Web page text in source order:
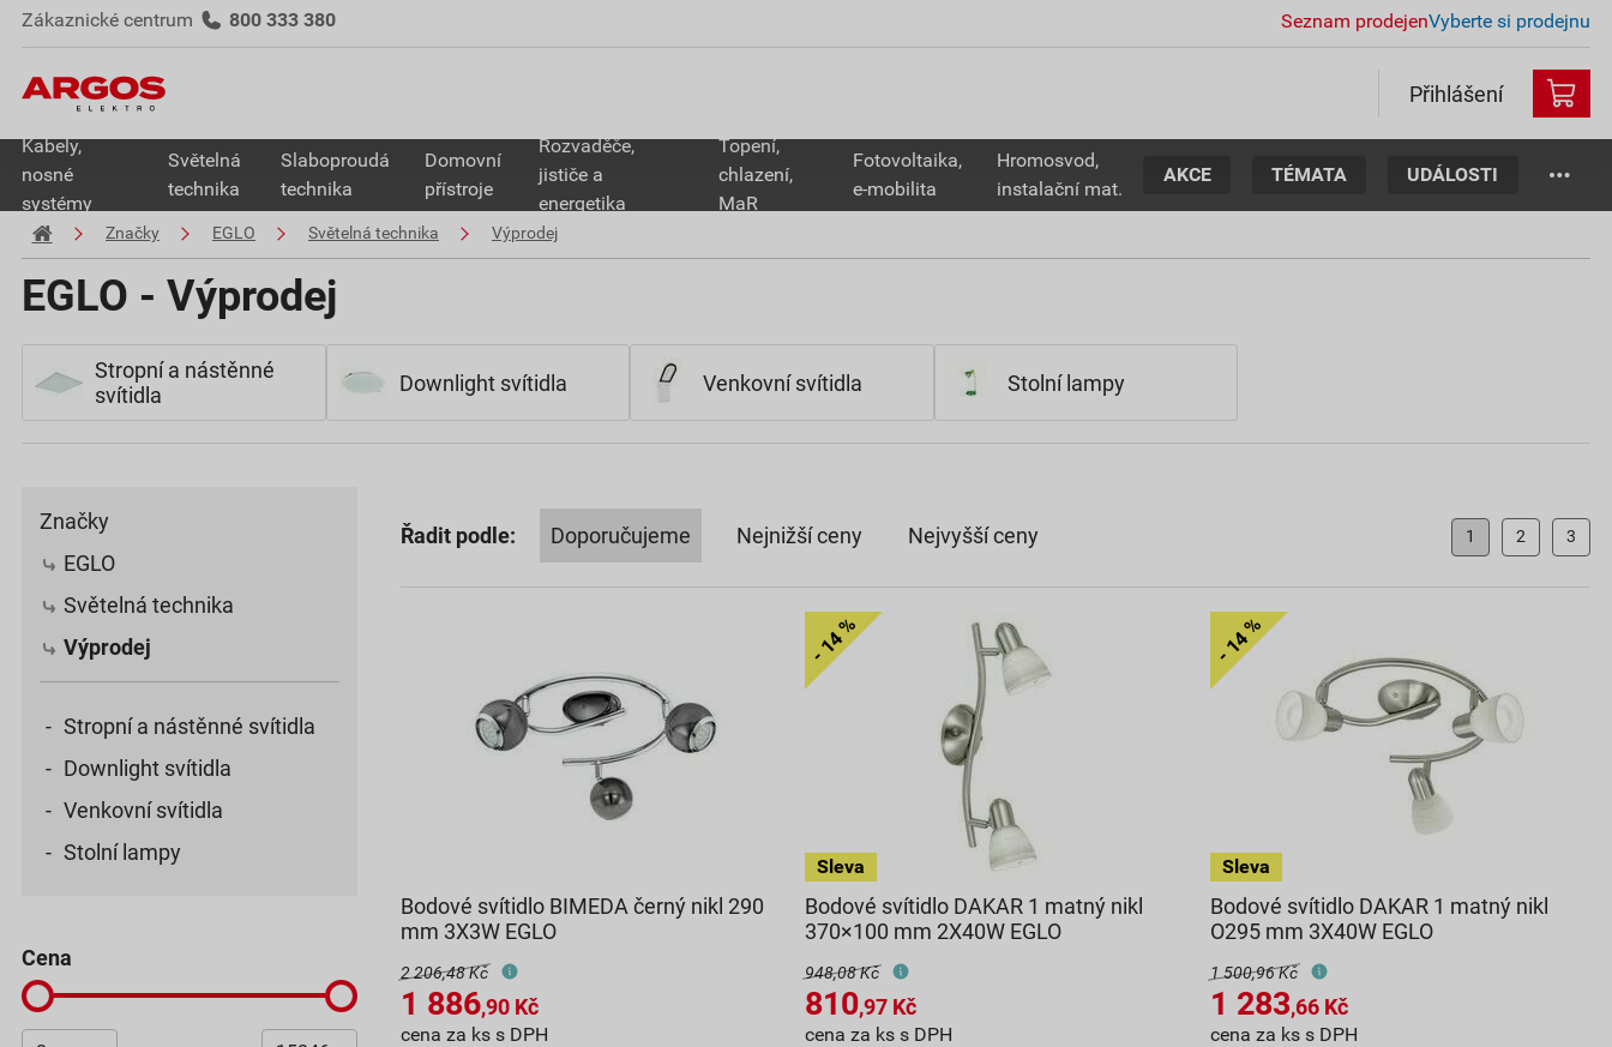
Zákaznické centrum 800 333 380 Seznam prodejenVyberte si prodejnu
Přihlášení
Kabely,
nosné
systémy
Světelná
technika
Slaboproudá
technika
Domovní
přístroje
Rozvaděče,
jističe a
energetika
Topení,
chlazení,
MaR
Fotovoltaika,
e-mobilita
Hromosvod,
instalační mat.
AKCE TÉMATA UDÁLOSTI
Značky EGLO Světelná technika Výprodej
EGLO - Výprodej
Stropní a nástěnné
svítidla
Downlight svítidla Venkovní svítidla Stolní lampy
Značky
EGLO
Světelná technika
Výprodej
Stropní a nástěnné svítidla
Downlight svítidla
Venkovní svítidla
Stolní lampy
cena
Řadit podle: Doporučujeme Nejnižší ceny Nejvyšší ceny 1 2 3
Bodové svítidlo BIMEDA černý nikl 290
mm 3X3W EGLO
2 206,48 Kč
1 886,90 Kč
cena za ks s DPH
Bodové svítidlo DAKAR 1 matný nikl
370×100 mm 2X40W EGLO
948,08 Kč
810,97 Kč
cena za ks s DPH
Bodové svítidlo DAKAR 1 matný nikl
O295 mm 3X40W EGLO
1 500,96 Kč
1 283,66Kč
cena za ks s DPH